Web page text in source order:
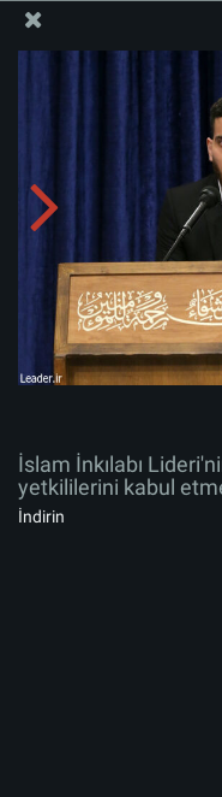
İslam İnkılabı
İslam İnkılabı
yetkililerini kabul
İslam İnkılabı
yetkililerini kabul
İndirin